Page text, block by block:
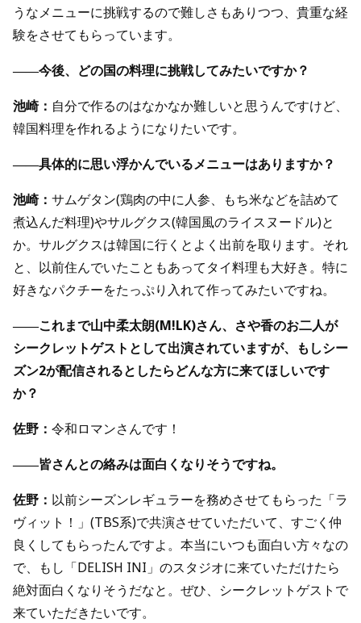
うなメニューに挑戦するので難しさもありつつ、貴重な経
験をさせてもらっています。
――今後、どの国の料理に挑戦してみたいですか？
池崎： 自分で作るのはなかなか難しいと思うんですけど、
韓国料理を作れるようになりたいです。
――具体的に思い浮かんでいるメニューはありますか？
池崎： サムゲタン(鶏肉の中に人参、もち米などを詰めて
煮込んだ料理)やサルグクス(韓国風のライスヌードル)と
か。サルグクスは韓国に行くとよく出前を取ります。それ
と、以前住んでいたこともあってタイ料理も大好き。特に
好きなパクチーをたっぷり入れて作ってみたいですね。
――これまで山中柔太朗(M!LK)さん、さや香のお二人が
シークレットゲストとして出演されていますが、もしシー
ズン2が配信されるとしたらどんな方に来てほしいです
か？
佐野： 令和ロマンさんです！
――皆さんとの絡みは面白くなりそうですね。
佐野： 以前シーズンレギュラーを務めさせてもらった「ラ
ヴィット！」(TBS系)で共演させていただいて、すごく仲
良くしてもらったんですよ。本当にいつも面白い方々なの
で、もし「DELISH INI」のスタジオに来ていただけたら
絶対面白くなりそうだなと。ぜひ、シークレットゲストで
来ていただきたいです。